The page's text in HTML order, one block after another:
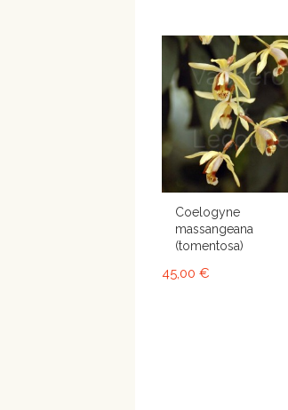
Coelogyne
massangeana
(tomentosa)
45,00 €